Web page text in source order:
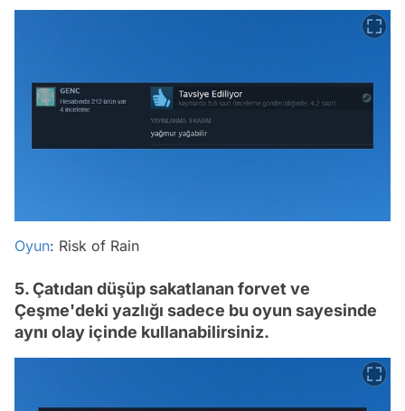
Oyun: Risk of Rain
5. Çatıdan düşüp sakatlanan forvet ve
Çeşme'deki yazlığı sadece bu oyun sayesinde
aynı olay içinde kullanabilirsiniz.